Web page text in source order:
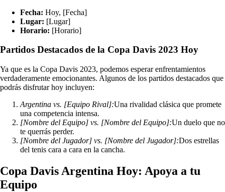
Fecha: Hoy, [Fecha]
Lugar: [Lugar]
Horario: [Horario]
Partidos Destacados de la Copa Davis 2023 Hoy
Ya que es la Copa Davis 2023, podemos esperar enfrentamientos
verdaderamente emocionantes. Algunos de los partidos destacados que
podrás disfrutar hoy incluyen:
Argentina vs. [Equipo Rival]:Una rivalidad clásica que promete
una competencia intensa.
[Nombre del Equipo] vs. [Nombre del Equipo]:Un duelo que no
te querrás perder.
[Nombre del Jugador] vs. [Nombre del Jugador]:Dos estrellas
del tenis cara a cara en la cancha.
Copa Davis Argentina Hoy: Apoya a tu
Equipo